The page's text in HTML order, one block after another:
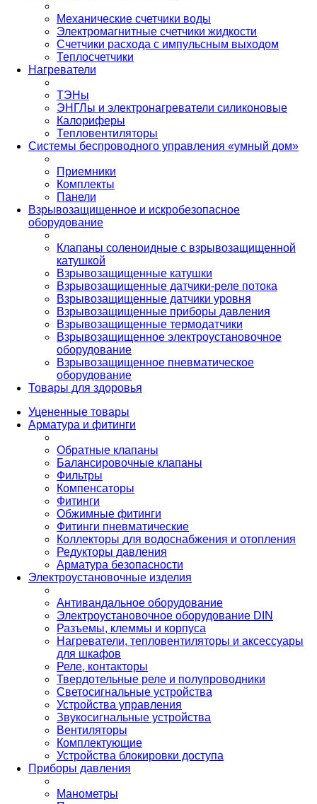
Механические счетчики воды
Электромагнитные счетчики жидкости
Счетчики расхода с импульсным выходом
Теплосчетчики
Нагреватели
ТЭНы
ЭНГЛы и электронагреватели силиконовые
Калориферы
Тепловентиляторы
Системы беспроводного управления «умный дом»
Приемники
Комплекты
Панели
Взрывозащищенное и искробезопасное
оборудование
Клапаны соленоидные с взрывозащищенной
катушкой
Взрывозащищенные катушки
Взрывозащищенные датчики-реле потока
Взрывозащищенные датчики уровня
Взрывозащищенные приборы давления
Взрывозащищенные термодатчики
Взрывозащищенное электроустановочное
оборудование
Взрывозащищенное пневматическое
оборудование
Товары для здоровья
Уцененные товары
Арматура и фитинги
Обратные клапаны
Балансировочные клапаны
Фильтры
Компенсаторы
Фитинги
Обжимные фитинги
Фитинги пневматические
Коллекторы для водоснабжения и отопления
Редукторы давления
Арматура безопасности
Электроустановочные изделия
Антивандальное оборудование
Электроустановочное оборудование DIN
Разъемы, клеммы и корпуса
Нагреватели, тепловентиляторы и аксессуары
для шкафов
Реле, контакторы
Твердотельные реле и полупроводники
Светосигнальные устройства
Устройства управления
Звукосигнальные устройства
Вентиляторы
Комплектующие
Устройства блокировки доступа
Приборы давления
Манометры